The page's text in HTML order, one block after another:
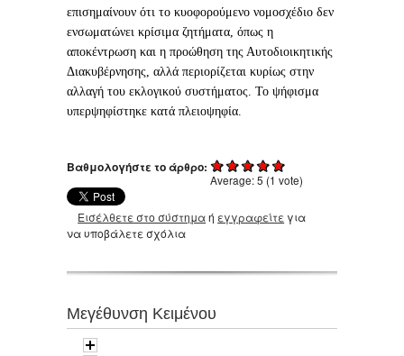
επισημαίνουν ότι το κυοφορούμενο νομοσχέδιο δεν
ενσωματώνει κρίσιμα ζητήματα, όπως η
αποκέντρωση και η προώθηση της Αυτοδιοικητικής
Διακυβέρνησης, αλλά περιορίζεται κυρίως στην
αλλαγή του εκλογικού συστήματος. Το ψήφισμα
υπερψηφίστηκε κατά πλειοψηφία.
Βαθμολογήστε το άρθρο:
Average:5 (1 vote)
Εισέλθετε στο σύστημαή εγγραφείτε για
να υποβάλετε σχόλια
Μεγέθυνση Κειμένου